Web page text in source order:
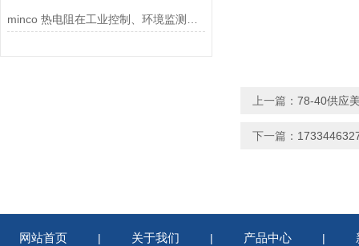
上一篇： 78-40供应
下一篇：
网站首页 | 关于我们 | 产品中心 |